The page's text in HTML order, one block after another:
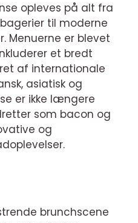
opleves på alt fra
til moderne
Menuerne er blevet
et bredt
af internationale
asiatisk og
er ikke længere
som bacon og
og
brunchscene